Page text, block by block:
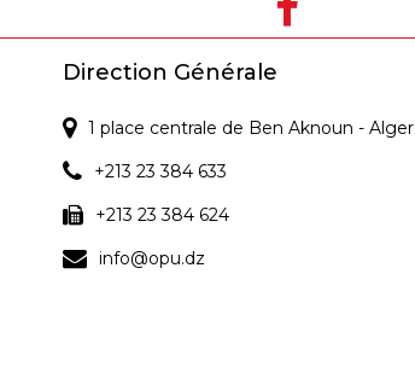
Direction Générale
1 place centrale de Ben Aknoun - Alger
+213 23 384 633
+213 23 384 624
info@opu.dz